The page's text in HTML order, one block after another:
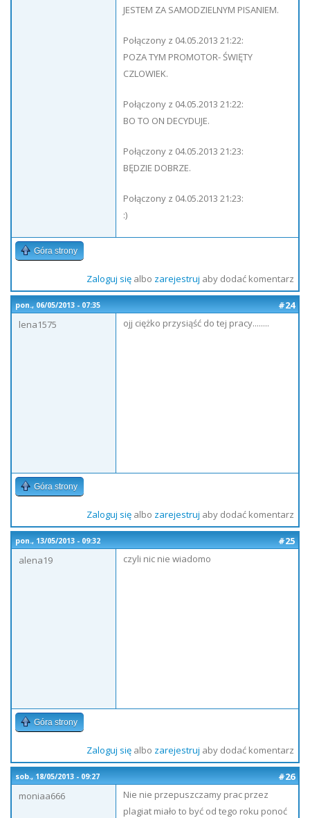
JESTEM ZA SAMODZIELNYM PISANIEM.
Połączony z 04.05.2013 21:22:
POZA TYM PROMOTOR- ŚWIĘTY
CZLOWIEK.
Połączony z 04.05.2013 21:22:
BO TO ON DECYDUJE.
Połączony z 04.05.2013 21:23:
BĘDZIE DOBRZE.
Połączony z 04.05.2013 21:23:
:)
Góra strony
Zaloguj sięalbo zarejestruj aby dodać komentarz
pon., 06/05/2013 - 07:35
#24
lena1575
ojj ciężko przysiąść do tej pracy........
Góra strony
Zaloguj sięalbo zarejestruj aby dodać komentarz
pon., 13/05/2013 - 09:32
#25
alena19
czyli nic nie wiadomo
Góra strony
Zaloguj sięalbo zarejestruj aby dodać komentarz
sob., 18/05/2013 - 09:27
#26
moniaa666
Nie nie przepuszczamy prac przez
plagiat miało to być od tego roku ponoć